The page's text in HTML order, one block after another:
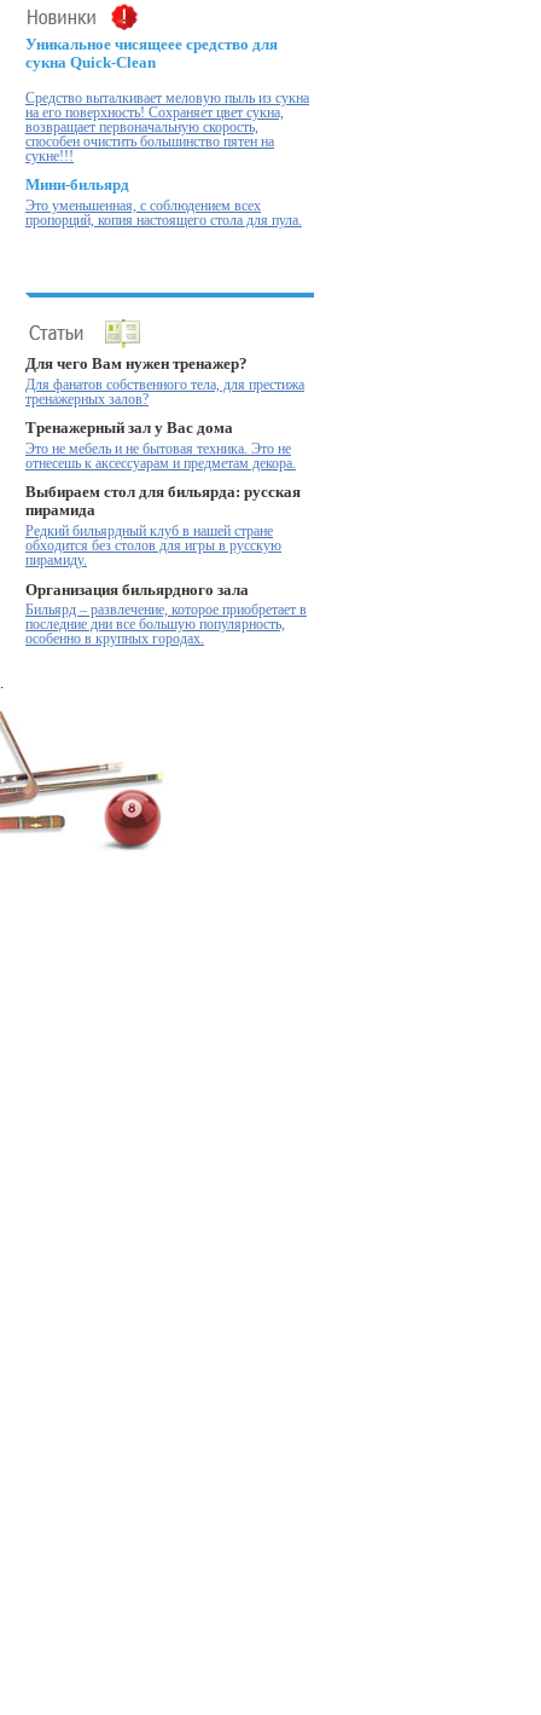
Уникальное чисящеее средство для
сукна Quick-Clean
Cредство выталкивает меловую пыль из сукна
на его поверхность! Cохраняет цвет сукна,
возвращает первоначальную скорость,
способен очистить большинство пятен на
сукне!!!
Мини-бильярд
Это уменьшенная, с соблюдением всех
пропорций, копия настоящего стола для пула.
Для чего Вам нужен тренажер?
Для фанатов собственного тела, для престижа
тренажерных залов?
Тренажерный зал у Вас дома
Это не мебель и не бытовая техника. Это не
отнесешь к аксессуарам и предметам декора.
Выбираем стол для бильярда: русская
пирамида
Редкий бильярдный клуб в нашей стране
обходится без столов для игры в русскую
пирамиду.
Организация бильярдного зала
Бильярд – развлечение, которое приобретает в
последние дни все большую популярность,
особенно в крупных городах.
.